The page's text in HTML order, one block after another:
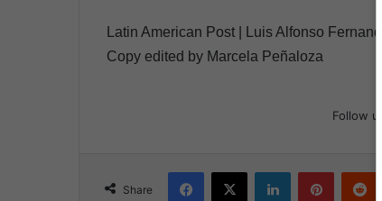
Latin American Post | Luis Alfonso
Copy edited by Marcela Peñaloza
Follow us
Share